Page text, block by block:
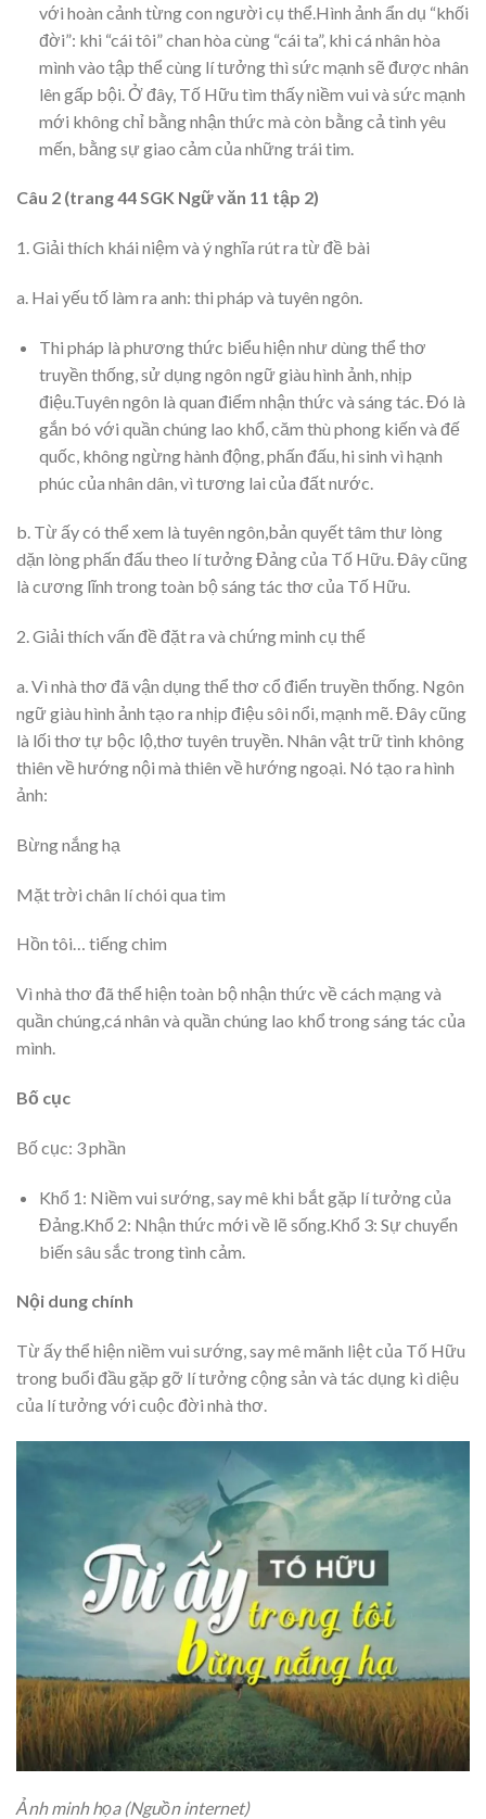
với hoàn cảnh từng con người cụ thể.Hình ảnh ẩn dụ “khối
đời”: khi “cái tôi” chan hòa cùng “cái ta”, khi cá nhân hòa
mình vào tập thể cùng lí tưởng thì sức mạnh sẽ được nhân
lên gấp bội. Ở đây, Tố Hữu tìm thấy niềm vui và sức mạnh
mới không chỉ bằng nhận thức mà còn bằng cả tình yêu
mến, bằng sự giao cảm của những trái tim.
Câu 2 (trang 44 SGK Ngữ văn 11 tập 2)
1. Giải thích khái niệm và ý nghĩa rút ra từ đề bài
a. Hai yếu tố làm ra anh: thi pháp và tuyên ngôn.
Thi pháp là phương thức biểu hiện như dùng thể thơ
truyền thống, sử dụng ngôn ngữ giàu hình ảnh, nhịp
điệu.Tuyên ngôn là quan điểm nhận thức và sáng tác. Đó là
gắn bó với quần chúng lao khổ, căm thù phong kiến và đế
quốc, không ngừng hành động, phấn đấu, hi sinh vì hạnh
phúc của nhân dân, vì tương lai của đất nước.
b. Từ ấy có thể xem là tuyên ngôn,bản quyết tâm thư lòng
dặn lòng phấn đấu theo lí tưởng Đảng của Tố Hữu. Đây cũng
là cương lĩnh trong toàn bộ sáng tác thơ của Tố Hữu.
2. Giải thích vấn đề đặt ra và chứng minh cụ thể
a. Vì nhà thơ đã vận dụng thể thơ cổ điển truyền thống. Ngôn
ngữ giàu hình ảnh tạo ra nhịp điệu sôi nổi, mạnh mẽ. Đây cũng
là lối thơ tự bộc lộ,thơ tuyên truyền. Nhân vật trữ tình không
thiên về hướng nội mà thiên về hướng ngoại. Nó tạo ra hình
ảnh:
Bừng nắng hạ
Mặt trời chân lí chói qua tim
Hồn tôi… tiếng chim
Vì nhà thơ đã thể hiện toàn bộ nhận thức về cách mạng và
quần chúng,cá nhân và quần chúng lao khổ trong sáng tác của
mình.
Bố cục
Bố cục: 3 phần
Khổ 1: Niềm vui sướng, say mê khi bắt gặp lí tưởng của
Đảng.Khổ 2: Nhận thức mới về lẽ sống.Khổ 3: Sự chuyển
biến sâu sắc trong tình cảm.
Nội dung chính
Từ ấy thể hiện niềm vui sướng, say mê mãnh liệt của Tố Hữu
trong buổi đầu gặp gỡ lí tưởng cộng sản và tác dụng kì diệu
của lí tưởng với cuộc đời nhà thơ.
Ảnh minh họa (Nguồn internet)